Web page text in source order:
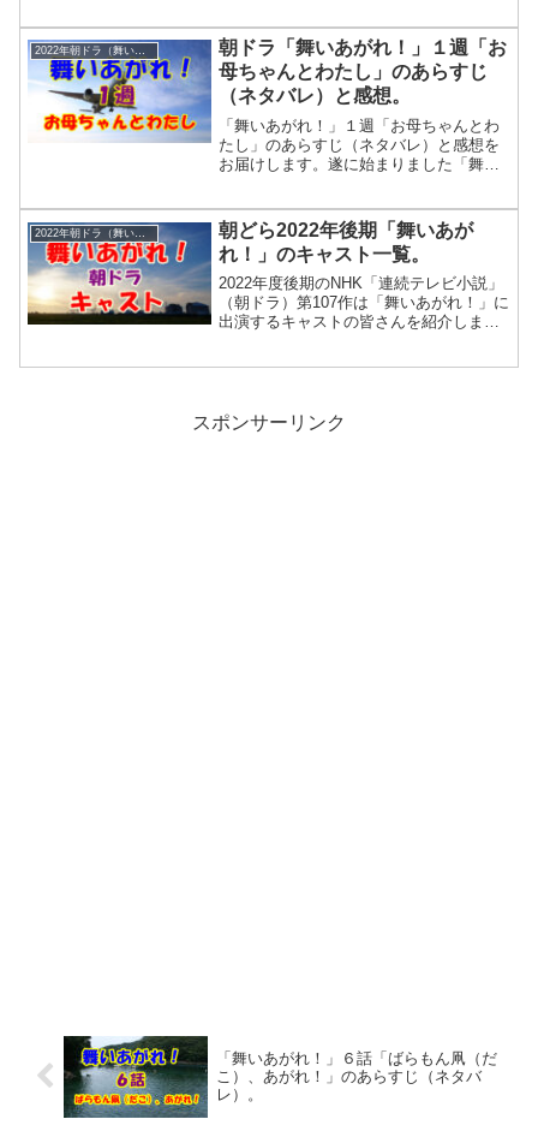
兄が作ったカレーライスでした。家族４
人が支度した夕食の時間を楽しく過ごし
ていました。「舞いあがれ！」１２話
「がんばれ！お父ちゃん」のあらすじ
（ネタバレ）。放送：１０月１８日
（火）ある晩、舞が部屋にいると、浩太
が入ってきま...
2022年朝ドラ（舞いあがれ！）
朝ドラ「舞いあがれ！」１週「お
母ちゃんとわたし」のあらすじ
（ネタバレ）と感想。
「舞いあがれ！」１週「お母ちゃんとわ
たし」のあらすじ（ネタバレ）と感想を
お届けします。遂に始まりました「舞い
代から現代です。
朝どら2022年後期「舞いあが
れ！」のキャスト一覧。
2022年度後期のNHK「連続テレビ小説」
（朝ドラ）第107作は「舞いあがれ！」に
出演するキャストの皆さんを紹介しま
ています。舞いは、ものづくりの町「東
大阪」で暮らしています。町工場を営む
スポンサーリンク
「舞いあがれ！」６話「ばらもん凧（だ
こ）、あがれ！」のあらすじ（ネタバ
レ）。